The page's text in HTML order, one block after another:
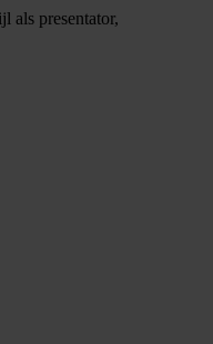
als presentator,